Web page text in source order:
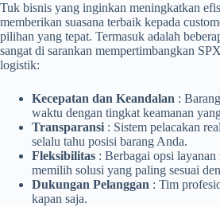
Tuk bisnis yang inginkan meningkatkan
memberikan suasana terbaik kepada
pilihan yang tepat. Termasuk adalah
sangat di sarankan mempertimbangkan
logistik:
Kecepatan dan Keandalan :
waktu dengan tingkat keamanan
Transparansi : Sistem pelacakan
selalu tahu posisi barang Anda.
Fleksibilitas : Berbagai opsi
memilih solusi yang paling sesuai
Dukungan Pelanggan : Tim
kapan saja.